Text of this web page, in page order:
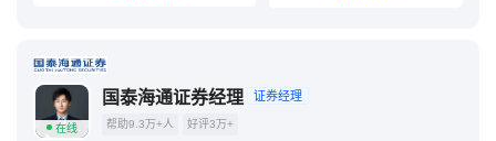
在线
国泰海通证券经理 证券经理
帮助9.3万+人 好评3万+